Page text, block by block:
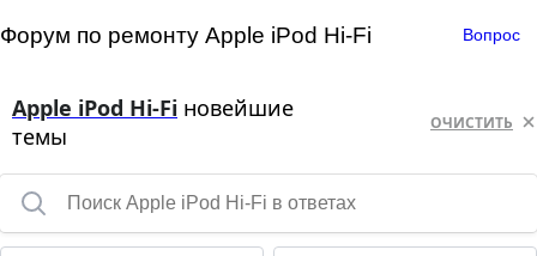
Форум по ремонту Apple iPod Hi-Fi Вопрос
Apple iPod Hi-Fi новейшие
темы
ОЧИСТИТЬ